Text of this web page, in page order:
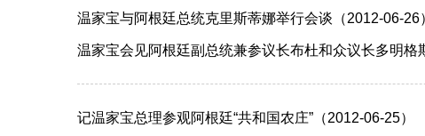
温家宝与阿根廷总统克里斯蒂娜举行会谈（2012-06-26
温家宝会见阿根廷副总统兼参议长布杜和众议长多明格
记温家宝总理参观阿根廷“共和国农庄”（2012-06-25）